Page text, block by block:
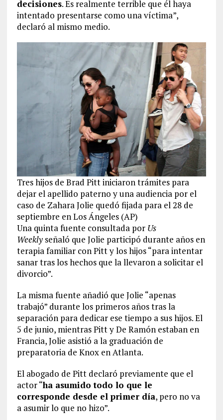
decisiones. Es realmente terrible que él haya
intentado presentarse como una víctima”,
declaró al mismo medio.
Tres hijos de Brad Pitt iniciaron trámites para
dejar el apellido paterno y una audiencia por el
caso de Zahara Jolie quedó fijada para el 28 de
septiembre en Los Ángeles (AP)
Una quinta fuente consultada por Us
Weeklyseñaló que Jolie participó durante años en
terapia familiar con Pitt y los hijos “para intentar
sanar tras los hechos que la llevaron a solicitar el
divorcio”.
La misma fuente añadió que Jolie “apenas
trabajó” durante los primeros años tras la
separación para dedicar ese tiempo a sus hijos. El
5 de junio, mientras Pitt y De Ramón estaban en
Francia, Jolie asistió a la graduación de
preparatoria de Knox en Atlanta.
El abogado de Pitt declaró previamente que el
actor “ha asumido todo lo que le
corresponde desde el primer día, pero no va
a asumir lo que no hizo”.